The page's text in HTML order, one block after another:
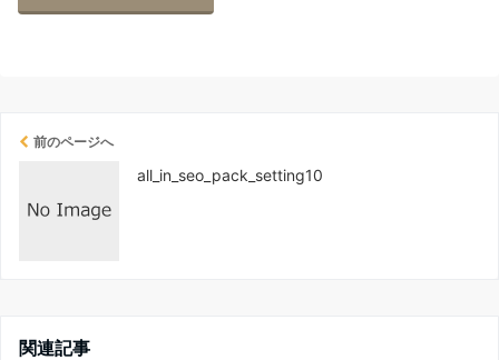
前のページへ
all_in_seo_pack_setting10
関連記事